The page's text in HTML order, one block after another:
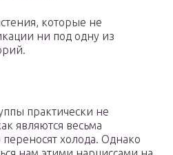
которые не
ни под одну из
практически не
являются весьма
холода. Однако